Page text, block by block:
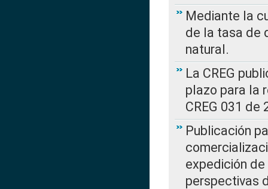
Mediante la
de la tasa de
natural.
La CREG
plazo para la
CREG 031 de
Publicación
expedición de
perspectivas